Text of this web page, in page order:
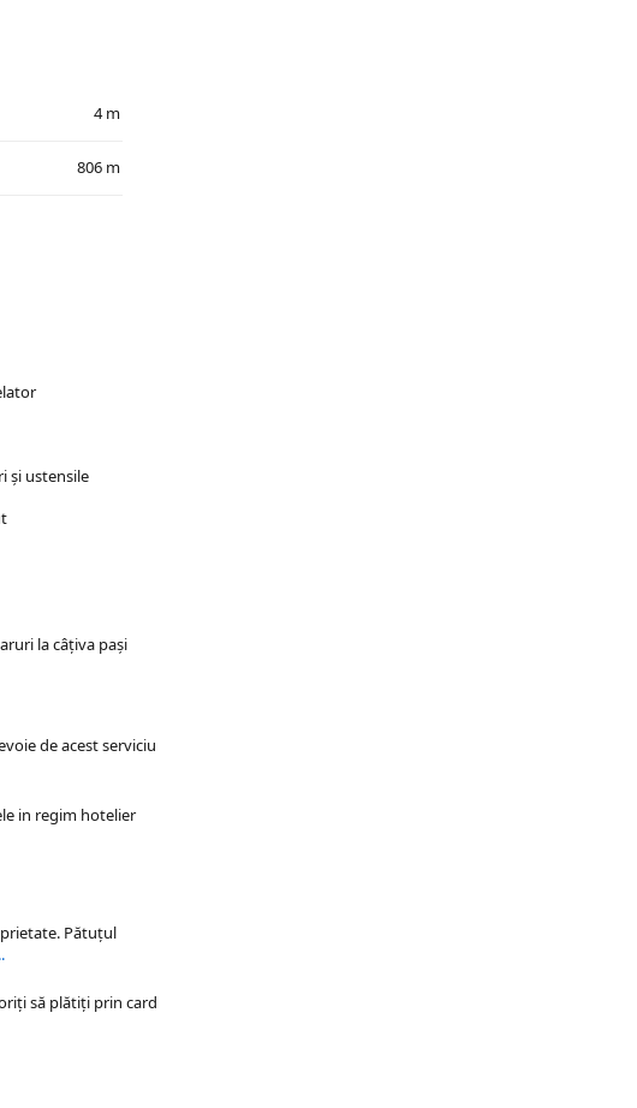
4 m
806 m
și ustensile
la câțiva pași
de acest serviciu
in regim hotelier
Pătuțul
să plătiți prin card